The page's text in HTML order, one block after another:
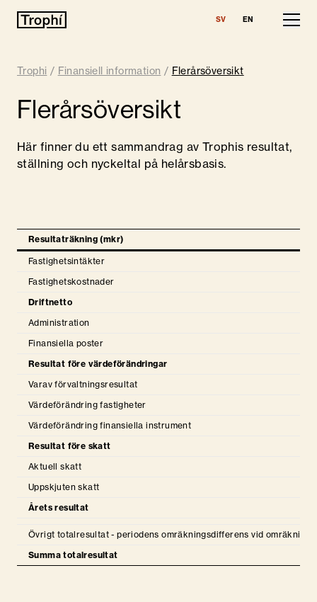
Finansiell information
Finansiella rapporter
Finansiering
Företagscertifikat
Finanspolicy
Kapital- och räntebindning
Kalendarium
Definitioner
IR-kontakt
Vår styrelse
Om Trophi
Nyheter
SV EN
Trophi / Finansiell information / Flerårsöversikt
Flerårsöversikt
Här finner du ett sammandrag av Trophis resultat,
ställning och nyckeltal på helårsbasis.
Resultaträkning (mkr)
Fastighetsintäkter
Fastighetskostnader
Driftnetto
Administration
Finansiella poster
Resultat före värdeförändringar
Varav förvaltningsresultat
Värdeförändring fastigheter
Värdeförändring finansiella instrument
Resultat före skatt
Aktuell skatt
Uppskjuten skatt
Årets resultat
Övrigt totalresultat - periodens omräkningsdifferens vid omräkning
Summa totalresultat